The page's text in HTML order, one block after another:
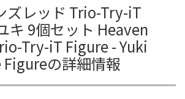
ズレッド Trio-Try-iT
キ 9個セット Heaven
Try-iT Figure - Yuki
の詳細情報